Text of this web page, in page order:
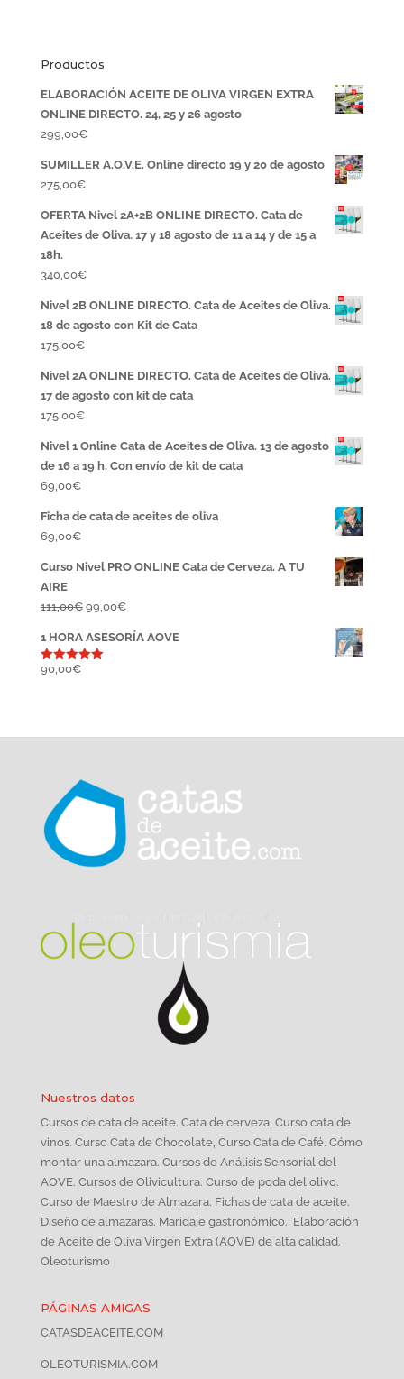
Productos
ELABORACIÓN ACEITE DE OLIVA VIRGEN EXTRA
ONLINE DIRECTO. 24, 25 y 26 agosto
299,00€
SUMILLER A.O.V.E. Online directo 19 y 20 de agosto
275,00€
OFERTA Nivel 2A+2B ONLINE DIRECTO. Cata de
Aceites de Oliva. 17 y 18 agosto de 11 a 14 y de 15 a
18h.
340,00€
Nivel 2B ONLINE DIRECTO. Cata de Aceites de Oliva.
18 de agosto con Kit de Cata
175,00€
Nivel 2A ONLINE DIRECTO. Cata de Aceites de Oliva.
17 de agosto con kit de cata
175,00€
Nivel 1 Online Cata de Aceites de Oliva. 13 de agosto
de 16 a 19 h. Con envío de kit de cata
69,00€
Ficha de cata de aceites de oliva
69,00€
Curso Nivel PRO ONLINE Cata de Cerveza. A TU
AIRE
111,00€ El
original
99,00€El
actual
1 HORA ASESORÍA AOVE
Valorado
90,00€
Nuestros datos
Cursos de cata de aceite. Cata de cerveza. Curso cata de
vinos. Curso Cata de Chocolate, Curso Cata de Café. Cómo
montar una almazara. Cursos de Análisis Sensorial del
AOVE. Cursos de Olivicultura. Curso de poda del olivo.
Curso de Maestro de Almazara. Fichas de cata de aceite.
Diseño de almazaras. Maridaje gastronómico. Elaboración
de Aceite de Oliva Virgen Extra (AOVE) de alta calidad.
Oleoturismo
PÁGINAS AMIGAS
CATASDEACEITE.COM
OLEOTURISMIA.COM